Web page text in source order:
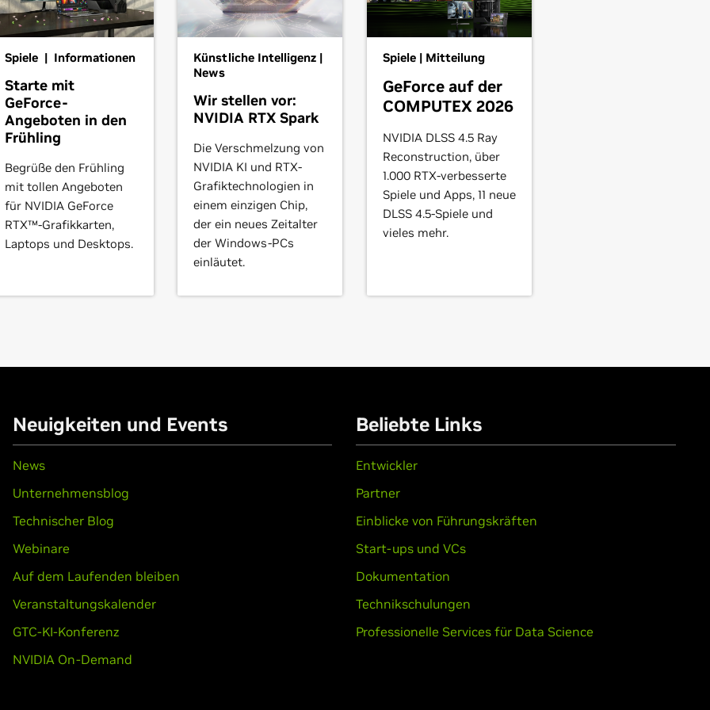
GeForce GeForceRTX 3080, GeForce RTX 3070 Ti, GeForce RTX 3070,
RTX 3050
SUPER, GeForceRTX 2070 SUPER, RTX 2070,GeForceRTX 2060
GTX 1660 Ti, GeForce GTX 1660, GTX 1650,GeForceGTX 1630
GTX 1070,
(v572.42)
Guide
Spiele | Informationen
Starte mit
GeForce-
Angeboten in den
Frühling
Begrüße den Frühling
mit tollen Angeboten
für NVIDIA GeForce
RTX™-Grafikkarten,
Laptops und Desktops.
Künstliche Intelligenz |
News
Wir stellen vor:
NVIDIA RTX Spark
Die Verschmelzung von
NVIDIA KI und RTX-
Grafiktechnologien in
einem einzigen Chip,
der ein neues Zeitalter
der Windows-PCs
einläutet.
Spiele | Mitteilung
GeForce auf der
COMPUTEX 2026
NVIDIA DLSS 4.5 Ray
Reconstruction, über
1.000 RTX-verbesserte
Spiele und Apps, 11 neue
DLSS 4.5-Spiele und
vieles mehr.
Neuigkeiten und Events
News
Unternehmensblog
Technischer Blog
Webinare
Auf dem Laufenden bleiben
Veranstaltungskalender
GTC-KI-Konferenz
NVIDIA On-Demand
Beliebte Links
Entwickler
Partner
Einblicke von Führungskräften
Start-ups und VCs
Dokumentation
Technikschulungen
Professionelle Services für Data Science